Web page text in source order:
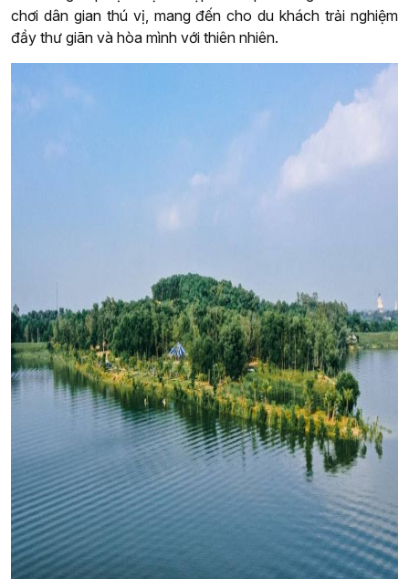
chơi dân gian thú vị, mang đến cho du khách trải nghiệm
đầy thư giãn và hòa mình với thiên nhiên.